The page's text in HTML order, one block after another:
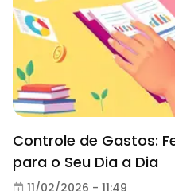
Controle de Gastos:
para o Seu Dia a Dia